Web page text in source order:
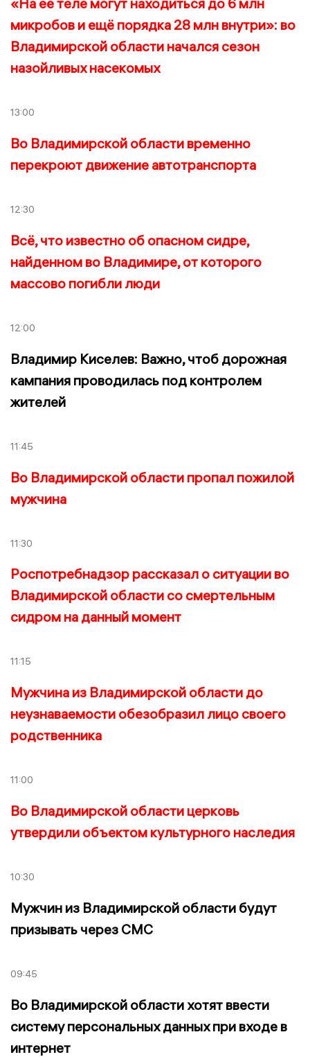
микробов и ещё порядка 28 млн внутри»: во
Владимирской области начался сезон
назойливых насекомых
13:00
Во Владимирской области временно
перекроют движение автотранспорта
12:30
Всё, что известно об опасном сидре,
найденном во Владимире, от которого
массово погибли люди
12:00
Владимир Киселев: Важно, чтоб дорожная
кампания проводилась под контролем
жителей
11:45
Во Владимирской области пропал пожилой
мужчина
11:30
Роспотребнадзор рассказал о ситуации во
Владимирской области со смертельным
сидром на данный момент
11:15
Мужчина из Владимирской области до
неузнаваемости обезобразил лицо своего
родственника
11:00
Во Владимирской области церковь
утвердили объектом культурного наследия
10:30
Мужчин из Владимирской области будут
призывать через СМС
09:45
Во Владимирской области хотят ввести
систему персональных данных при входе в
интернет